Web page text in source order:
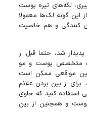
لکه‌های تیره پوست
این گونه لک‌ها معمولا
کنندگی و هم خاصیت
شد، حتما قبل از
متخصص پوست و مو
مواقعی ممکن است
از بین بردن علائم
استفاده کنید که حاوی
پوست و همچنین از بین